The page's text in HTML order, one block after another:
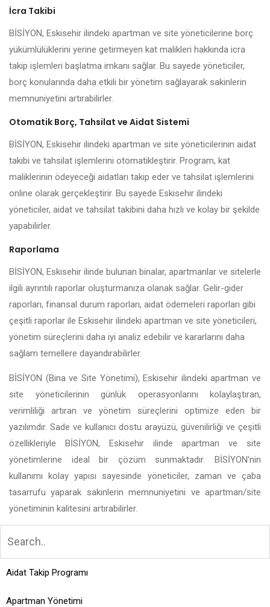
İcra Takibi
BİSİYON, Eskisehir ilindeki apartman ve site yöneticilerine borç
yükümlülüklerini yerine getirmeyen kat malikleri hakkında icra
takip işlemleri başlatma imkanı sağlar. Bu sayede yöneticiler,
borç konularında daha etkili bir yönetim sağlayarak sakinlerin
memnuniyetini artırabilirler.
Otomatik Borç, Tahsilat ve Aidat Sistemi
BİSİYON, Eskisehir ilindeki apartman ve site yöneticilerinin aidat
takibi ve tahsilat işlemlerini otomatikleştirir. Program, kat
maliklerinin ödeyeceği aidatları takip eder ve tahsilat işlemlerini
online olarak gerçekleştirir. Bu sayede Eskisehir ilindeki
yöneticiler, aidat ve tahsilat takibini daha hızlı ve kolay bir şekilde
yapabilirler.
Raporlama
BİSİYON, Eskisehir ilinde bulunan binalar, apartmanlar ve sitelerle
ilgili ayrıntılı raporlar oluşturmanıza olanak sağlar. Gelir-gider
raporları, finansal durum raporları, aidat ödemeleri raporları gibi
çeşitli raporlar ile Eskisehir ilindeki apartman ve site yöneticileri,
yönetim süreçlerini daha iyi analiz edebilir ve kararlarını daha
sağlam temellere dayandırabilirler.
BİSİYON (Bina ve Site Yönetimi), Eskisehir ilindeki apartman ve
site yöneticilerinin günlük operasyonlarını kolaylaştıran,
verimliliği artıran ve yönetim süreçlerini optimize eden bir
yazılımdır. Sade ve kullanıcı dostu arayüzü, güvenilirliği ve çeşitli
özellikleriyle BİSİYON, Eskisehir ilinde apartman ve site
yönetimlerine ideal bir çözüm sunmaktadır. BİSİYON'nin
kullanımı kolay yapısı sayesinde yöneticiler, zaman ve çaba
tasarrufu yaparak sakinlerin memnuniyetini ve apartman/site
yönetiminin kalitesini artırabilirler.
Aidat Takip Programı
Apartman Yönetimi